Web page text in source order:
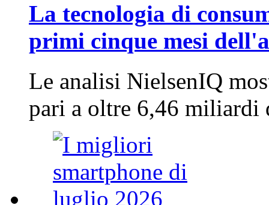
La tecnologia di
primi cinque mesi
Le analisi NielsenIQ
pari a oltre 6,46